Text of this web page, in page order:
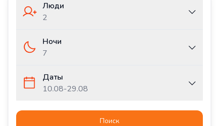
Люди
2
Ночи
7
Даты
10.08-29.08
Поиск